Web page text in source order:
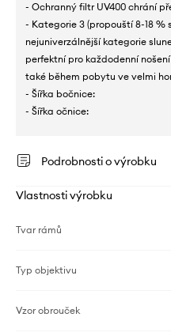
- Ochranný filtr UV400 chrání
- Kategorie 3 (propouští 8-18 %
nejuniverzálnější kategorie
perfektní pro každodenní
také během pobytu ve velmi
- Šířka bočnice:
- Šířka očnice:
Podrobnosti o výrobku
Vlastnosti výrobku
Tvar rámů
Typ objektivu
Vzor obrouček